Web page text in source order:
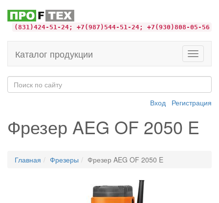
(831)424-51-24; +7(987)544-51-24; +7(930)808-05-56
Toggle
Каталог продукции
Вход Регистрация
Фрезер AEG OF 2050 E
Главная Фрезеры Фрезер AEG OF 2050 E